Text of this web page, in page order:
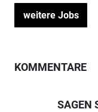
weitere Jobs
KOMMENTARE
SAGEN